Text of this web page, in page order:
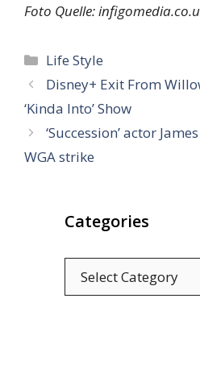
Foto Quelle:
Categories
Life Style
Disney+ Exit From
‘Kinda Into’ Show
‘Succession’ actor
WGA strike
Categories